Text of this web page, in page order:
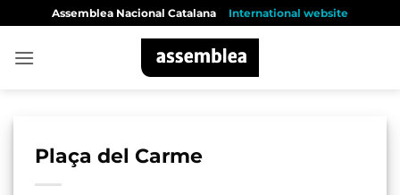
content
Assemblea Nacional Catalana International website
Plaça del Carme